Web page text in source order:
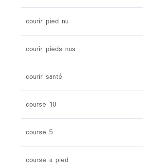
courir pied nu
courir pieds nus
courir santé
course 10
course 5
course a pied